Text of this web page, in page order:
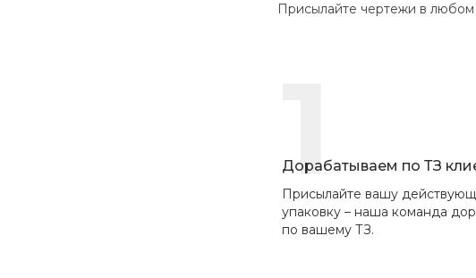
Присылайте чертежи в любом
1
Дорабатываем по ТЗ
Присылайте вашу
упаковку – наша команда
по вашему ТЗ.